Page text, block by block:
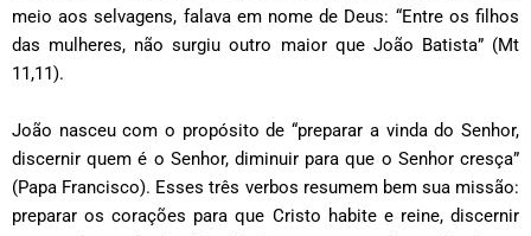
meio aos selvagens, falava em nome de Deus: “Entre os filhos
das mulheres, não surgiu outro maior que João Batista” (Mt
11,11).
João nasceu com o propósito de “preparar a vinda do Senhor,
discernir quem é o Senhor, diminuir para que o Senhor cresça”
(Papa Francisco). Esses três verbos resumem bem sua missão:
preparar os corações para que Cristo habite e reine, discernir